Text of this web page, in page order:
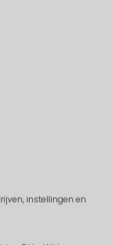
instellingen en